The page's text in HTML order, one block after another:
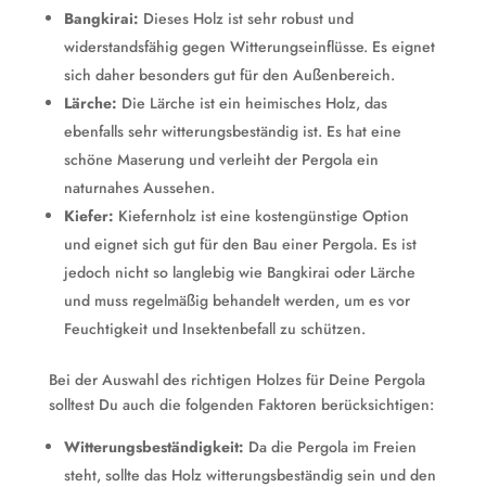
Bangkirai: Dieses Holz ist sehr robust und
widerstandsfähig gegen Witterungseinflüsse. Es eignet
sich daher besonders gut für den Außenbereich.
Lärche: Die Lärche ist ein heimisches Holz, das
ebenfalls sehr witterungsbeständig ist. Es hat eine
schöne Maserung und verleiht der Pergola ein
naturnahes Aussehen.
Kiefer: Kiefernholz ist eine kostengünstige Option
und eignet sich gut für den Bau einer Pergola. Es ist
jedoch nicht so langlebig wie Bangkirai oder Lärche
und muss regelmäßig behandelt werden, um es vor
Feuchtigkeit und Insektenbefall zu schützen.
Bei der Auswahl des richtigen Holzes für Deine Pergola
solltest Du auch die folgenden Faktoren berücksichtigen:
Witterungsbeständigkeit: Da die Pergola im Freien
steht, sollte das Holz witterungsbeständig sein und den